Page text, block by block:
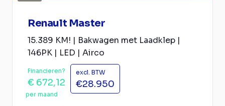
Renault Master
15.389 KM! | Bakwagen met Laadklep |
146PK | LED | Airco
Financieren?
€ 672,12
per maand
excl. BTW
€28.950